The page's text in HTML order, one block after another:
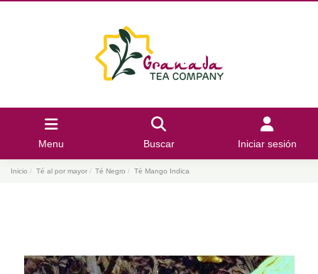
Menu Buscar Iniciar sesión
Inicio Té al por mayor Té Negro Té Mango Indica